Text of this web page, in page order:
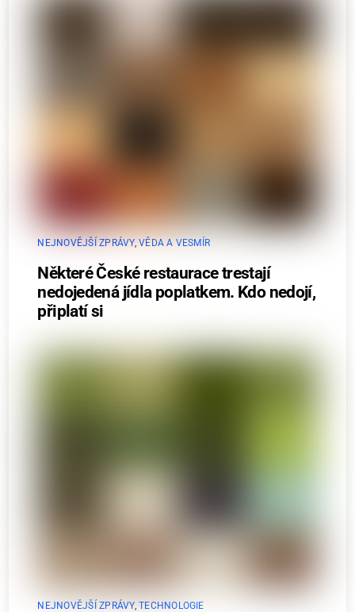
NEJNOVĚJŠÍ ZPRÁVY,VĚDA A VESMÍR
Některé České restaurace trestají
nedojedená jídla poplatkem. Kdo nedojí,
připlatí si
NEJNOVĚJŠÍ ZPRÁVY,TECHNOLOGIE